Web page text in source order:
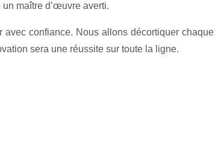
maître d’œuvre averti.
avec confiance. Nous allons décortiquer chaque
sera une réussite sur toute la ligne.